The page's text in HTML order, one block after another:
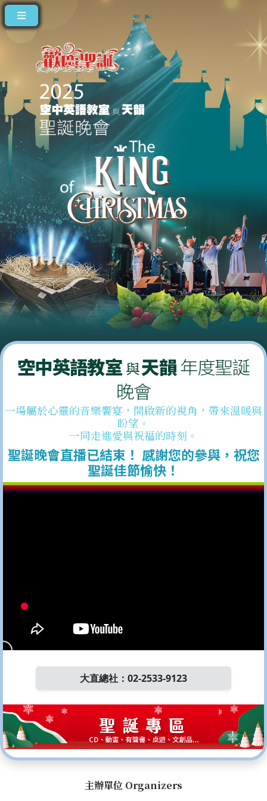
空中英語教室 與天韻年度聖誕
晚會
一場屬於心靈的音樂饗宴，開啟新的視角，帶來溫暖與
盼望。
一同走進愛與祝福的時刻。
聖誕晚會直播已結束！ 感謝您的參與，祝您
聖誕佳節愉快！
大直總社：02-2533-9123
主辦單位 Organizers